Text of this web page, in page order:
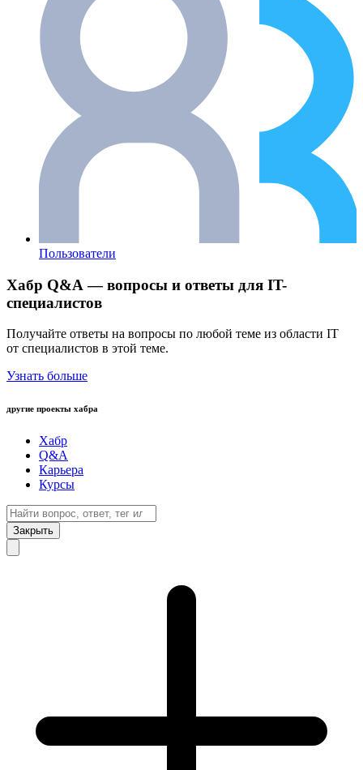
Пользователи
Хабр Q&A — вопросы и ответы для IT-
специалистов
Получайте ответы на вопросы по любой теме из области IT
от специалистов в этой теме.
Узнать больше
другие проекты хабра
Хабр
Q&A
Карьера
Курсы
Закрыть